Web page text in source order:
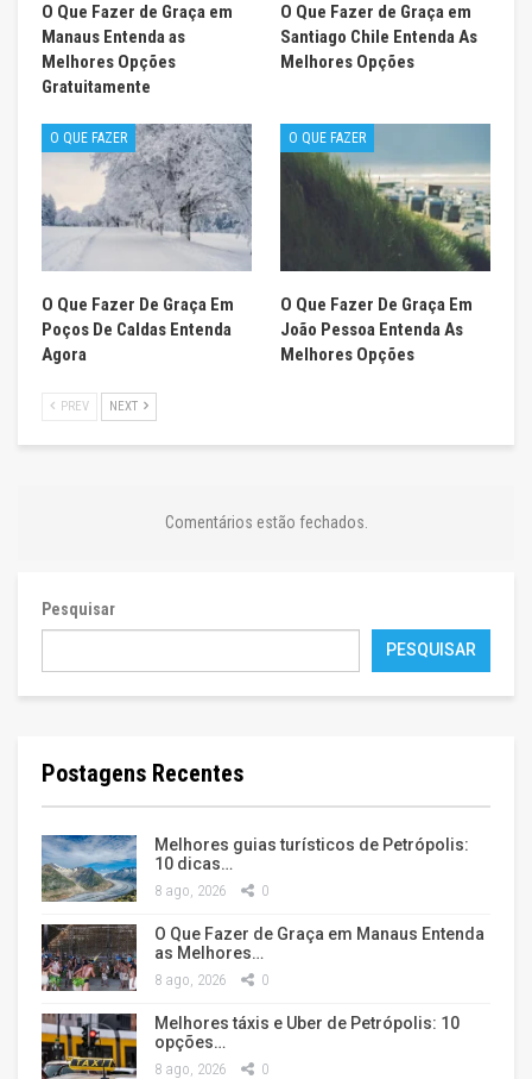
O Que Fazer de Graça em
Manaus Entenda as
Melhores Opções
Gratuitamente
O Que Fazer de Graça em
Santiago Chile Entenda As
Melhores Opções
O QUE FAZER
O Que Fazer De Graça Em
Poços De Caldas Entenda
Agora
O QUE FAZER
O Que Fazer De Graça Em
João Pessoa Entenda As
Melhores Opções
PREV NEXT
Comentários estão fechados.
Pesquisar
PESQUISAR
Postagens Recentes
Melhores guias turísticos de Petrópolis:
10 dicas…
8 ago, 2026 0
O Que Fazer de Graça em Manaus Entenda
as Melhores…
8 ago, 2026 0
Melhores táxis e Uber de Petrópolis: 10
opções…
8 ago, 2026 0